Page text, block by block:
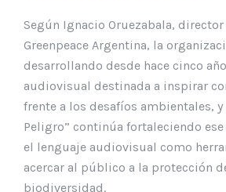
Según Ignacio Oruezabala,
Greenpeace Argentina, la
desarrollando desde hace cinco
audiovisual destinada a inspirar
frente a los desafíos ambientales, y
Peligro” continúa fortaleciendo
el lenguaje audiovisual como
acercar al público a la protección
biodiversidad.